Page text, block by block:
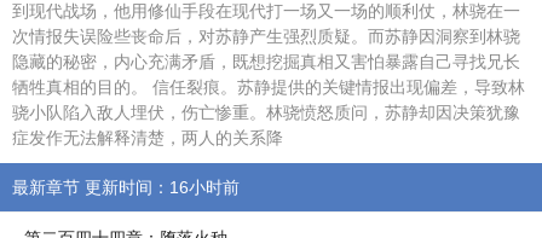
到现代战场，他用修仙手段在现代打一场又一场的顺利仗，林骁在一
次情报失误险些丧命后，对苏静产生强烈质疑。而苏静因洞察到林骁
隐藏的秘密，内心充满矛盾，既想挖掘真相又害怕暴露自己寻找兄长
牺牲真相的目的。 信任裂痕。苏静提供的关键情报出现偏差，导致林
骁小队陷入敌人埋伏，伤亡惨重。林骁愤怒质问，苏静却因决策犹豫
症发作无法解释清楚，两人的关系降
最新章节 更新时间：16小时前